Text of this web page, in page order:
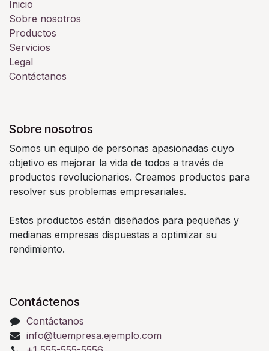
Inicio
Sobre nosotros
Productos
Servicios
Legal
Contáctanos
Sobre nosotros
Somos un equipo de personas apasionadas cuyo
objetivo es mejorar la vida de todos a través de
productos revolucionarios. Creamos productos para
resolver sus problemas empresariales.
Estos productos están diseñados para pequeñas y
medianas empresas dispuestas a optimizar su
rendimiento.
Contáctenos
Contáctanos
info@tuempresa.ejemplo.com